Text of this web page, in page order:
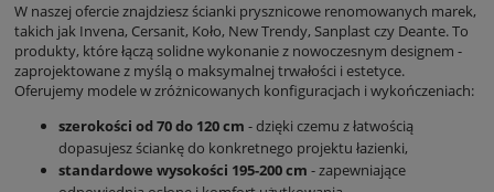
W naszej ofercie znajdziesz ścianki prysznicowe renomowanych marek,
takich jak Invena, Cersanit, Koło, New Trendy, Sanplast czy Deante. To
produkty, które łączą solidne wykonanie z nowoczesnym designem -
zaprojektowane z myślą o maksymalnej trwałości i estetyce.
Oferujemy modele w zróżnicowanych konfiguracjach i wykończeniach:
szerokości od 70 do 120 cm - dzięki czemu z łatwością
dopasujesz ściankę do konkretnego projektu łazienki,
standardowe wysokości 195-200 cm - zapewniające